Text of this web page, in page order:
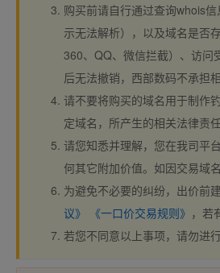
购买前请自行通过查询whois
示无法解析），以及域名是否
360、QQ、微信拦截）、访问
后无法撤销，西部数码不承担相
请不要将购买的域名用于制作
定域名，所产生的相关法律责
请您知悉并理解，您在我司平
何其它附加价值。如因交易域
为避免不必要的纠纷，出价前
议》
《一口价交易规则》 ，若
若您不同意以上事项，请勿进